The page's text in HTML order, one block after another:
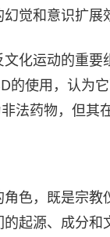
觉和意识扩展
化运动的重
的使用，认为
法药物，但其
色，既是宗
起源、成分